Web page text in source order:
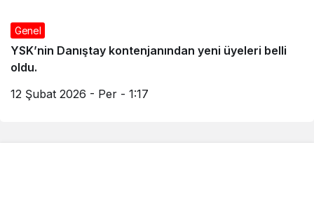
Genel
YSK’nin Danıştay kontenjanından yeni üyeleri belli
oldu.
12 Şubat 2026 - Per - 1:17